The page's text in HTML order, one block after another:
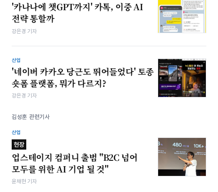
'카나나에 챗GPT까지' 카톡, 이중 AI
전략 통할까
강은경 기자
산업
'네이버 카카오 당근도 뛰어들었다' 토종
숏폼 플랫폼, 뭐가 다르지?
강은경 기자
김성훈 관련기사
산업
현장
업스테이지 컴퍼니 출범 "B2C 넘어
모두를 위한 AI 기업 될 것"
윤채현 기자